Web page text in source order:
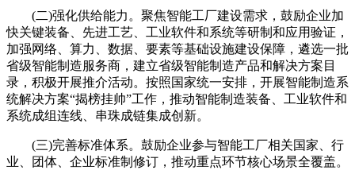
(二)强化供给能力。聚焦智能工厂建设需求，鼓励企业加
快关键装备、先进工艺、工业软件和系统等研制和应用验证，
加强网络、算力、数据、要素等基础设施建设保障，遴选一批
省级智能制造服务商，建立省级智能制造产品和解决方案目
录，积极开展推介活动。按照国家统一安排，开展智能制造系
统解决方案“揭榜挂帅”工作，推动智能制造装备、工业软件和
系统成组连线、串珠成链集成创新。
(三)完善标准体系。鼓励企业参与智能工厂相关国家、行
业、团体、企业标准制修订，推动重点环节核心场景全覆盖。